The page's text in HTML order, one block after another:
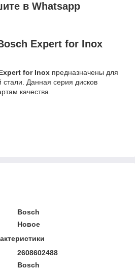
в Whatsapp
Expert for Inox
for Inox предназначены для
Данная серия дисков
качества.
Bosch
Новое
2608602488
Bosch